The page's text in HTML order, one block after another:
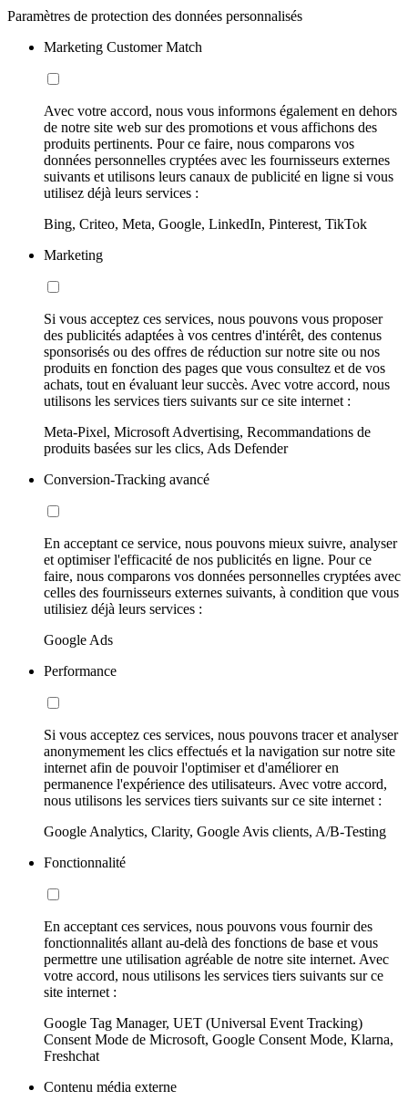
Paramètres de protection des données personnalisés
Marketing Customer Match
Avec votre accord, nous vous informons également en dehors
de notre site web sur des promotions et vous affichons des
produits pertinents. Pour ce faire, nous comparons vos
données personnelles cryptées avec les fournisseurs externes
suivants et utilisons leurs canaux de publicité en ligne si vous
utilisez déjà leurs services :
Bing, Criteo, Meta, Google, LinkedIn, Pinterest, TikTok
Marketing
Si vous acceptez ces services, nous pouvons vous proposer
des publicités adaptées à vos centres d'intérêt, des contenus
sponsorisés ou des offres de réduction sur notre site ou nos
produits en fonction des pages que vous consultez et de vos
achats, tout en évaluant leur succès. Avec votre accord, nous
utilisons les services tiers suivants sur ce site internet :
Meta-Pixel, Microsoft Advertising, Recommandations de
produits basées sur les clics, Ads Defender
Conversion-Tracking avancé
En acceptant ce service, nous pouvons mieux suivre, analyser
et optimiser l'efficacité de nos publicités en ligne. Pour ce
faire, nous comparons vos données personnelles cryptées avec
celles des fournisseurs externes suivants, à condition que vous
utilisiez déjà leurs services :
Google Ads
Performance
Si vous acceptez ces services, nous pouvons tracer et analyser
anonymement les clics effectués et la navigation sur notre site
internet afin de pouvoir l'optimiser et d'améliorer en
permanence l'expérience des utilisateurs. Avec votre accord,
nous utilisons les services tiers suivants sur ce site internet :
Google Analytics, Clarity, Google Avis clients, A/B-Testing
Fonctionnalité
En acceptant ces services, nous pouvons vous fournir des
fonctionnalités allant au-delà des fonctions de base et vous
permettre une utilisation agréable de notre site internet. Avec
votre accord, nous utilisons les services tiers suivants sur ce
site internet :
Google Tag Manager, UET (Universal Event Tracking)
Consent Mode de Microsoft, Google Consent Mode, Klarna,
Freshchat
Contenu média externe